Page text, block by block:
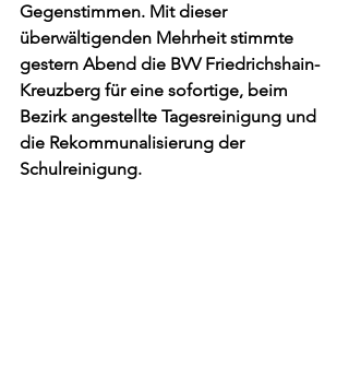
Gegenstimmen. Mit dieser
überwältigenden Mehrheit stimmte
gestern Abend die BVV Friedrichshain-
Kreuzberg für eine sofortige, beim
Bezirk angestellte Tagesreinigung und
die Rekommunalisierung der
Schulreinigung.